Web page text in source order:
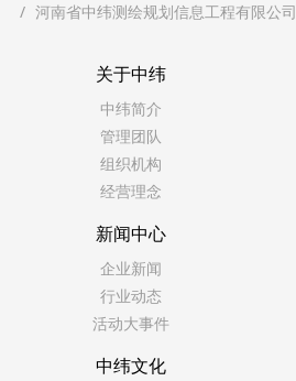
河南省中纬测绘规划信息工程有限公司
关于中纬
中纬简介
管理团队
组织机构
经营理念
新闻中心
企业新闻
行业动态
活动大事件
中纬文化